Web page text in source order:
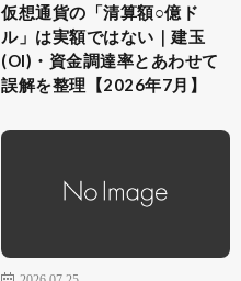
仮想通貨の「清算額○億ド
ル」は実額ではない｜建玉
(OI)・資金調達率とあわせて
誤解を整理【2026年7月】